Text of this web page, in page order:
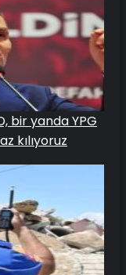
bir yanda YPG
kılıyoruz